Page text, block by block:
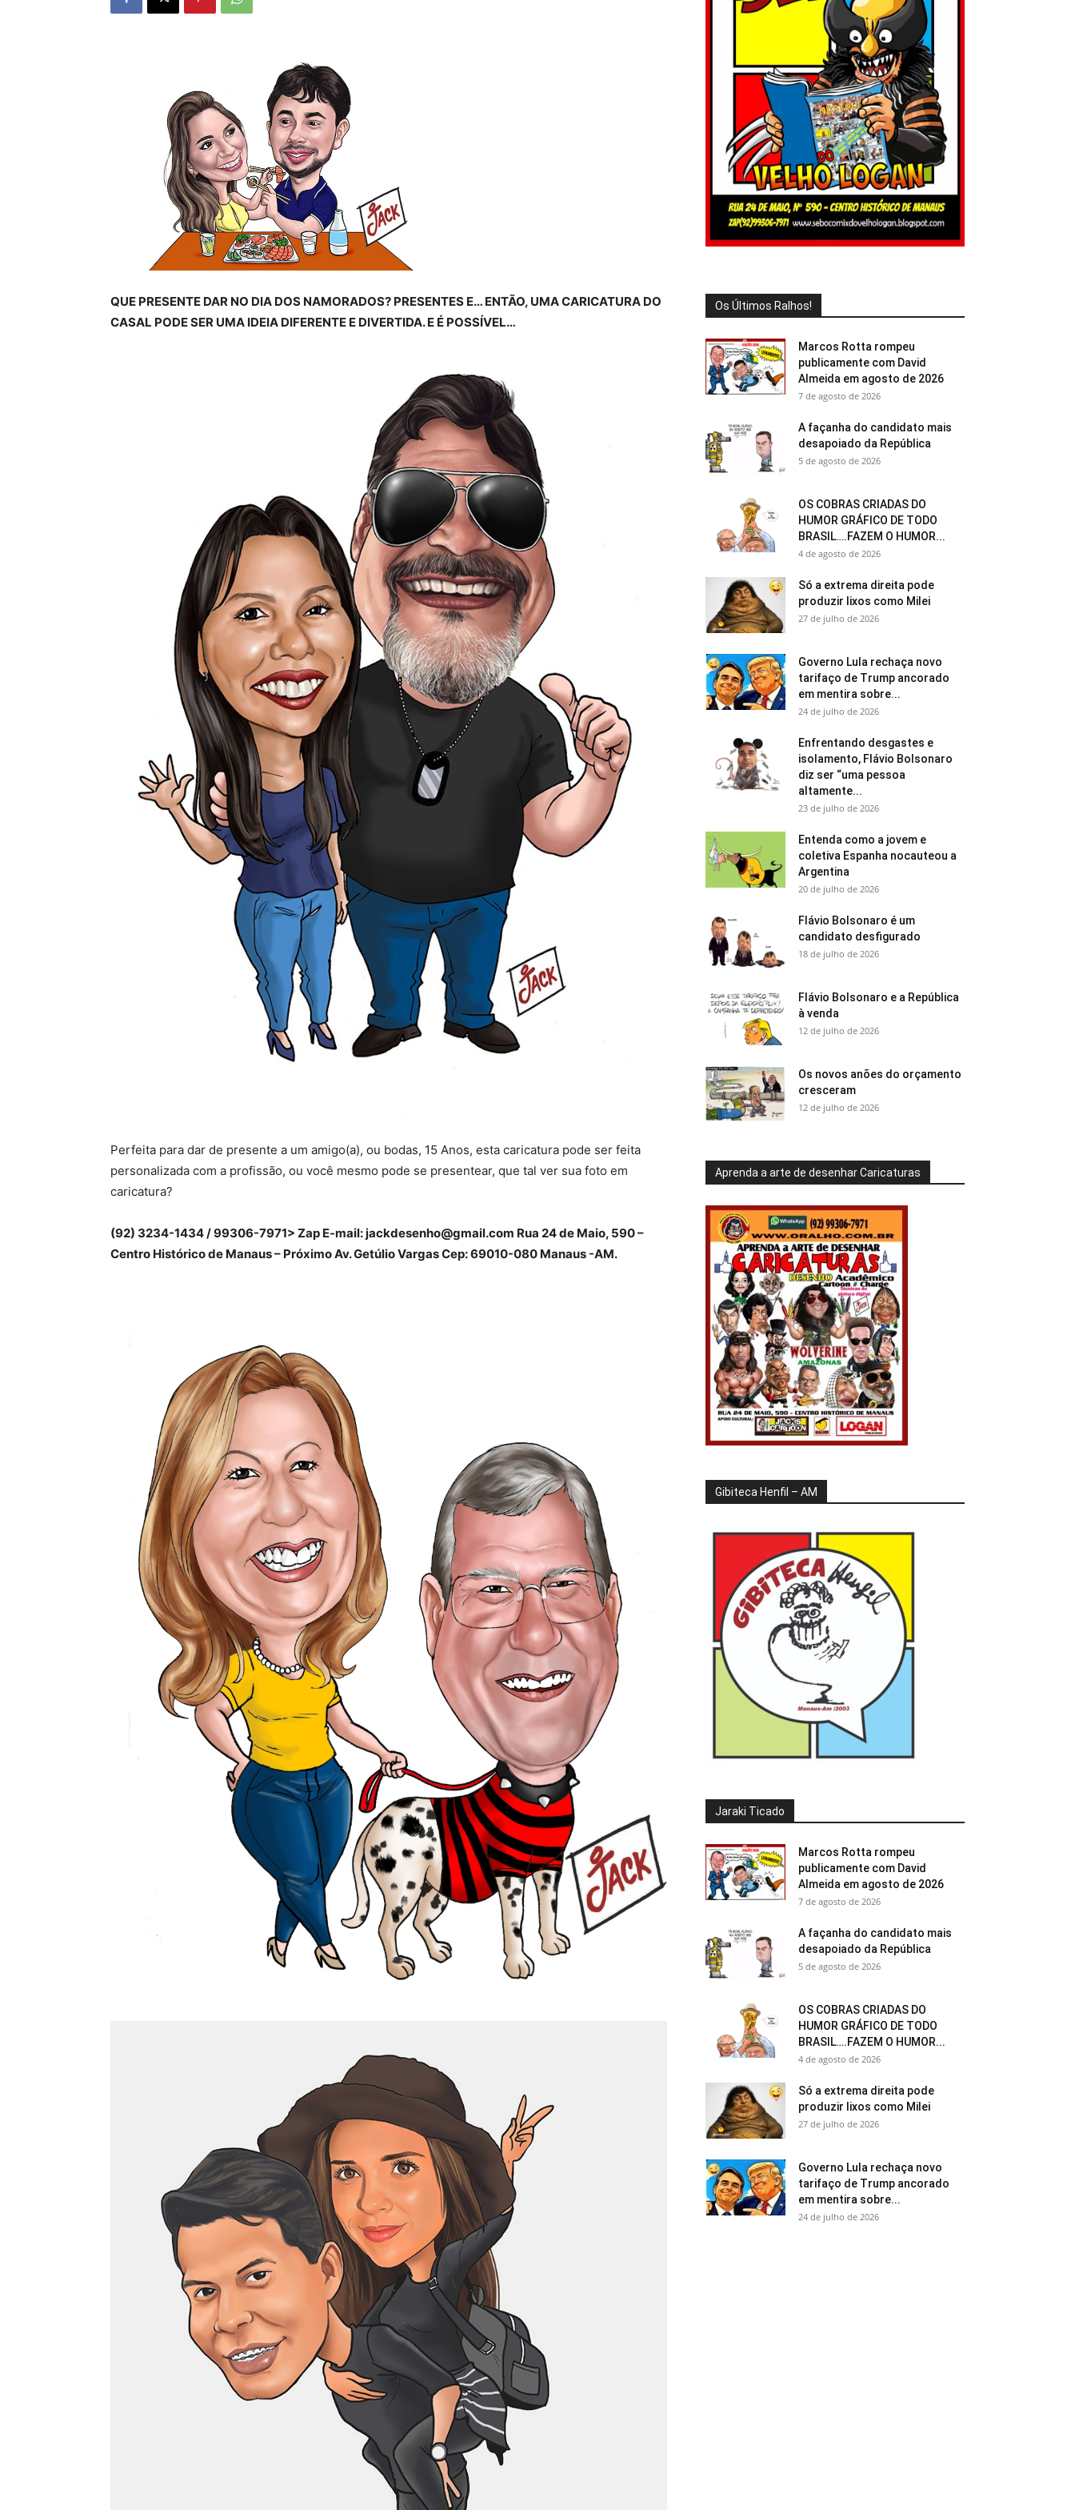
QUE PRESENTE DAR NO DIA DOS NAMORADOS? PRESENTES E… ENTÃO, UMA CARICATURA DO
CASAL PODE SER UMA IDEIA DIFERENTE E DIVERTIDA. E É POSSÍVEL…
Perfeita para dar de presente a um amigo(a), ou bodas, 15 Anos, esta caricatura pode ser feita
personalizada com a profissão, ou você mesmo pode se presentear, que tal ver sua foto em
caricatura?
(92) 3234-1434 / 99306-7971> Zap E-mail: jackdesenho@gmail.com Rua 24 de Maio, 590 –
Centro Histórico de Manaus – Próximo Av. Getúlio Vargas Cep: 69010-080 Manaus -AM.
Os Últimos Ralhos!
Marcos Rotta rompeu
publicamente com David
Almeida em agosto de 2026
7 de agosto de 2026
A façanha do candidato mais
desapoiado da República
5 de agosto de 2026
OS COBRAS CRIADAS DO
HUMOR GRÁFICO DE TODO
BRASIL….FAZEM O HUMOR...
4 de agosto de 2026
Só a extrema direita pode
produzir lixos como Milei
27 de julho de 2026
Governo Lula rechaça novo
tarifaço de Trump ancorado
em mentira sobre...
24 de julho de 2026
Enfrentando desgastes e
isolamento, Flávio Bolsonaro
diz ser “uma pessoa
altamente...
23 de julho de 2026
Entenda como a jovem e
coletiva Espanha nocauteou a
Argentina
20 de julho de 2026
Flávio Bolsonaro é um
candidato desfigurado
18 de julho de 2026
Flávio Bolsonaro e a República
à venda
12 de julho de 2026
Os novos anões do orçamento
cresceram
12 de julho de 2026
Aprenda a arte de desenhar Caricaturas
Gibiteca Henfil – AM
Jaraki Ticado
Marcos Rotta rompeu
publicamente com David
Almeida em agosto de 2026
7 de agosto de 2026
A façanha do candidato mais
desapoiado da República
5 de agosto de 2026
OS COBRAS CRIADAS DO
HUMOR GRÁFICO DE TODO
BRASIL….FAZEM O HUMOR...
4 de agosto de 2026
Só a extrema direita pode
produzir lixos como Milei
27 de julho de 2026
Governo Lula rechaça novo
tarifaço de Trump ancorado
em mentira sobre...
24 de julho de 2026